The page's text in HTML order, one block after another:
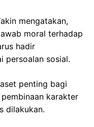
mengatakan,
moral terhadap
hadir
persoalan sosial.
penting bagi
karakter
dilakukan.